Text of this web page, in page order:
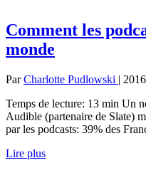
Comment les
monde
ParCharlotte Pudlowski |
Temps de lecture: 13 min Un
Audible (partenaire de Slate)
par les podcasts: 39% des
Lire plus